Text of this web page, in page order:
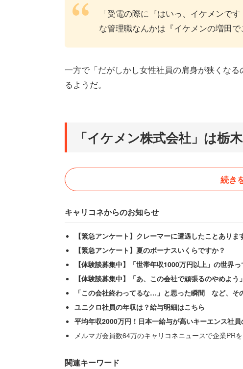
「受電の際に『はいっ、イケメンで
な管理職なんかは『イケメンの増田で
一方で「だがしかし女性社員の肩身が狭くな
るようだ。
「イケメン株式会社」は栃
続き
キャリコネからのお知らせ
【緊急アンケート】クレーマーに遭遇したことありま
【緊急アンケート】夏のボーナスいくらですか？
【体験談募集中】「世帯年収1000万円以上」の世界
【体験談募集中】「あ、この会社で頑張るのやめよう
「この会社終わってるな…」と思った瞬間 など、そ
ユニクロ社員の年収は？給与明細はこちら
平均年収2000万円！日本一給与が高いキーエンス社員
メルマガ会員数64万のキャリコネニュースで企業PR
関連キーワード